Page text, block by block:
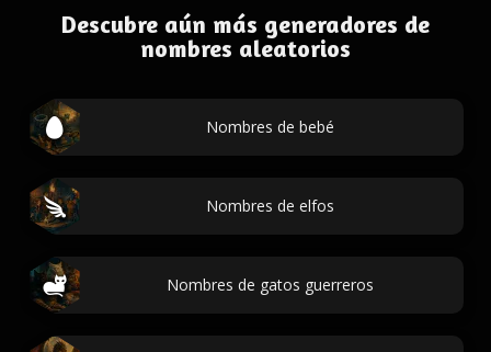
Descubre aún más generadores de
nombres aleatorios
Nombres de bebé
Nombres de elfos
Nombres de gatos guerreros